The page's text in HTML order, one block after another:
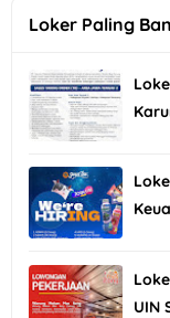
Loker Paling
UIN